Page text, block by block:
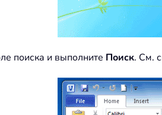
поиска и выполните Поиск. См.